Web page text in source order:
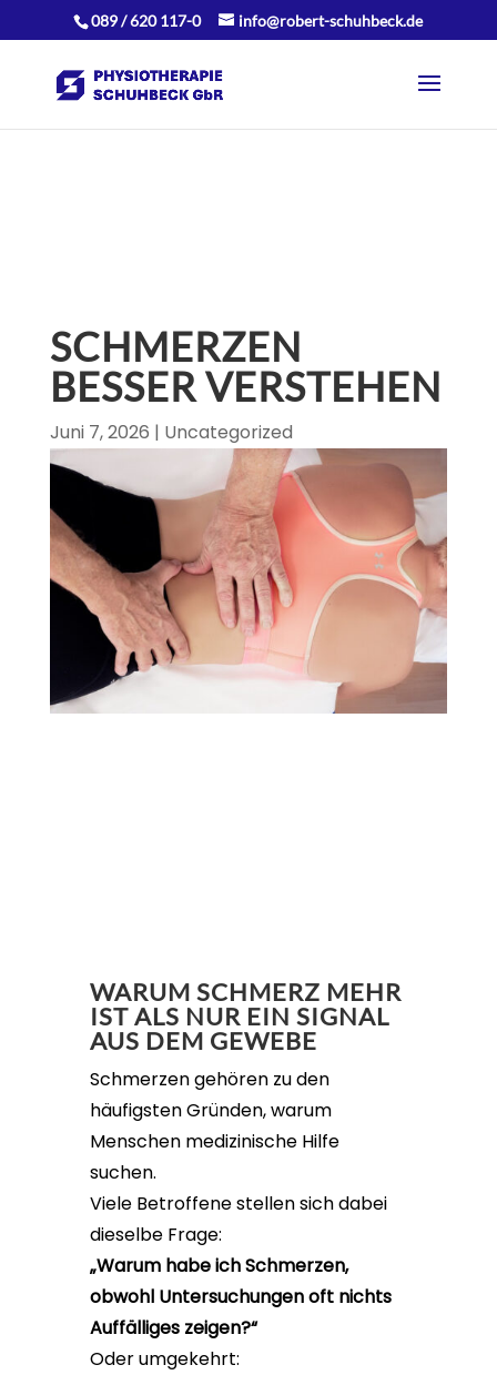
089 / 620 117-0 info@robert-schuhbeck.de
SCHMERZEN
BESSER VERSTEHEN
Juni 7, 2026 | Uncategorized
WARUM SCHMERZ MEHR
IST ALS NUR EIN SIGNAL
AUS DEM GEWEBE
Schmerzen gehören zu den
häufigsten Gründen, warum
Menschen medizinische Hilfe
suchen.
Viele Betroffene stellen sich dabei
dieselbe Frage:
„Warum habe ich Schmerzen,
obwohl Untersuchungen oft nichts
Auffälliges zeigen?“
Oder umgekehrt: